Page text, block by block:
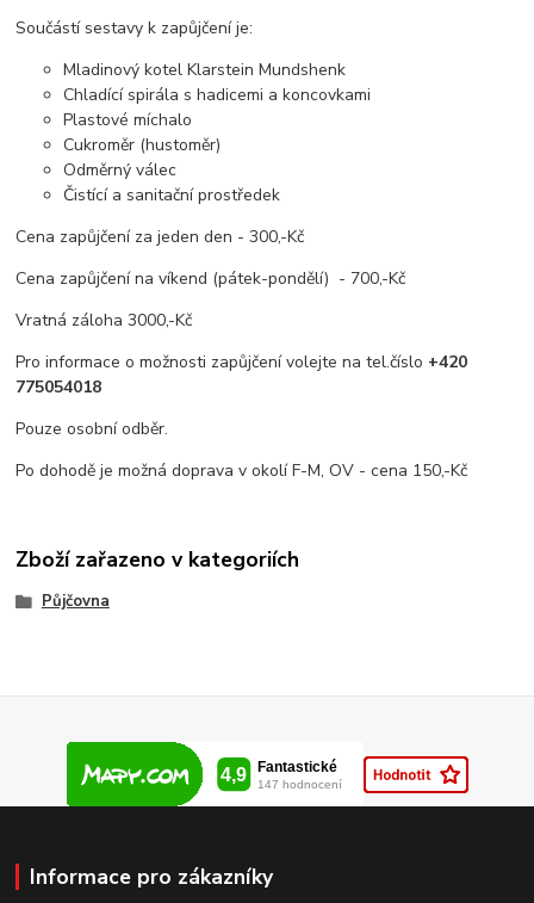
Součástí sestavy k zapůjčení je:
Mladinový kotel Klarstein Mundshenk
Chladící spirála s hadicemi a koncovkami
Plastové míchalo
Cukroměr (hustoměr)
Odměrný válec
Čistící a sanitační prostředek
Cena zapůjčení za jeden den - 300,-Kč
Cena zapůjčení na víkend (pátek-pondělí) - 700,-Kč
Vratná záloha 3000,-Kč
Pro informace o možnosti zapůjčení volejte na tel.číslo +420
775054018
Pouze osobní odběr.
Po dohodě je možná doprava v okolí F-M, OV - cena 150,-Kč
Zboží zařazeno v kategoriích
Půjčovna
Informace pro zákazníky